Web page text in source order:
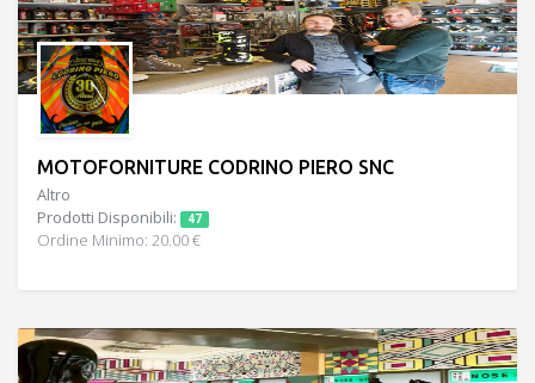
MOTOFORNITURE CODRINO PIERO SNC
Altro
Prodotti Disponibili:
47
Ordine Minimo: 20.00 €